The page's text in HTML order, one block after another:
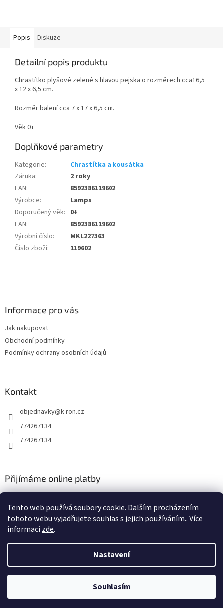
Tento web používá soubory cookie. Dalším procházením
tohoto webu vyjadřujete souhlas s jejich používáním.. Více
informacízde.
Nastavení
Souhlasím
Popis Diskuze
Detailní popis produktu
Chrastítko plyšové zelené s hlavou pejska o rozměrech cca16,5
x 12 x 6,5 cm.
Rozměr balení cca 7 x 17 x 6,5 cm.
Věk 0+
Doplňkové parametry
Kategorie:
Chrastítka a kousátka
Záruka:
2 roky
EAN:
8592386119602
Výrobce:
Lamps
Doporučený věk: 0+
EAN:
8592386119602
Výrobní číslo:
MKL227363
Číslo zboží: 119602
Informace pro vás
Jak nakupovat
Obchodní podmínky
Podmínky ochrany osobních údajů
Kontakt
objednavky@k-ron.cz
774267134
774267134
Přijímáme online platby
Copyright 2026www.k-ron.cz. Všechna práva vyhrazena.Upravit
nastavení cookies